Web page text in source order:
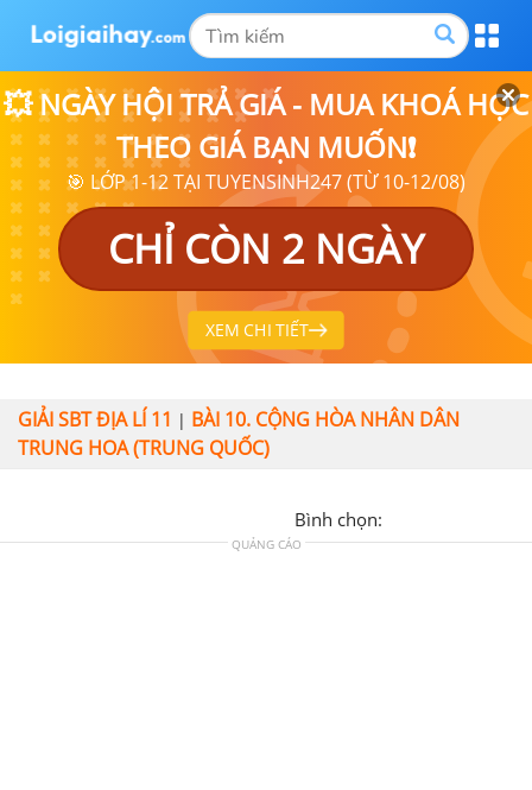
💥 NGÀY HỘI TRẢ GIÁ - MUA KHOÁ HỌC
THEO GIÁ BẠN MUỐN❗
🎯 LỚP 1-12 TẠI TUYENSINH247 (TỪ 10-12/08)
CHỈ CÒN 2 NGÀY
XEM CHI TIẾT
GIẢI SBT ĐỊA LÍ 11 | BÀI 10. CỘNG HÒA NHÂN DÂN
TRUNG HOA (TRUNG QUỐC)
Bình chọn:
QUẢNG CÁO